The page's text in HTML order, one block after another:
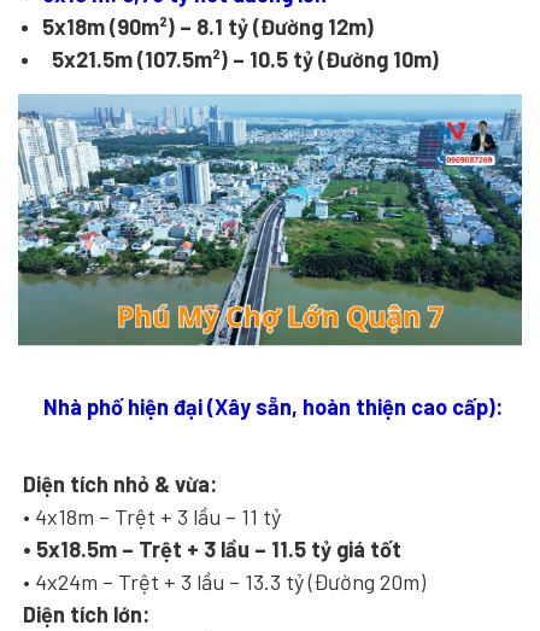
5x18m (90m²) – 8.1 tỷ (Đường 12m)
5x21.5m (107.5m²) – 10.5 tỷ (Đường 10m)
Nhà phố hiện đại (Xây sẵn, hoàn thiện cao cấp):
Diện tích nhỏ & vừa:
• 4x18m – Trệt + 3 lầu – 11 tỷ
• 5x18.5m – Trệt + 3 lầu – 11.5 tỷ giá tốt
• 4x24m – Trệt + 3 lầu – 13.3 tỷ (Đường 20m)
Diện tích lớn: